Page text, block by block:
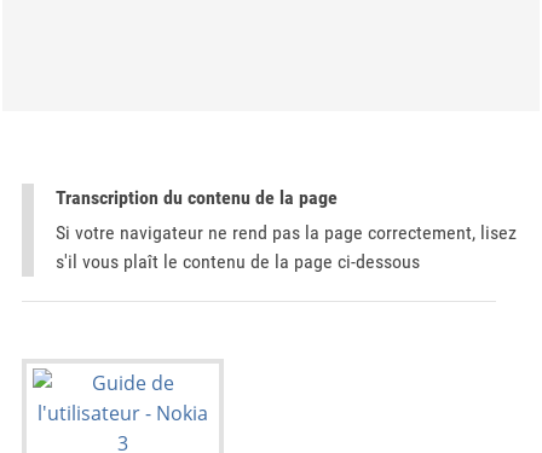
Transcription du contenu de la page
Si votre navigateur ne rend pas la page correctement, lisez
s'il vous plaît le contenu de la page ci-dessous